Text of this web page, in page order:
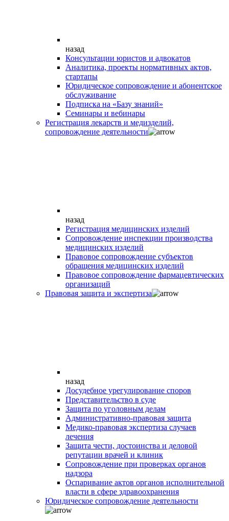
назад
Консультации юристов и адвокатов
Аналитика, проекты нормативных актов,
стартапы
Юридическое сопровождение и абонентское
обслуживание
Подписка на «Базу знаний»
Семинары и вебинары
Регистрация лекарств и медизделий,
сопровождение деятельности
назад
Регистрация медицинских изделий
Сопровождение инспекции производства
медицинских изделий
Правовое сопровождение субъектов
обращения медицинских изделий
Правовое сопровождение фармацевтических
организаций
Правовая защита и экспертиза
назад
Досудебное урегулирование споров
Представительство в суде
Защита по уголовным делам
Административно-правовая защита
Медико-правовая экспертиза случаев
лечения
Защита чести, достоинства и деловой
репутации врачей и клиник
Сопровождение при проверках органов
надзора
Оспаривание актов органов исполнительной
власти в сфере здравоохранения
Юридическое сопровождение деятельности